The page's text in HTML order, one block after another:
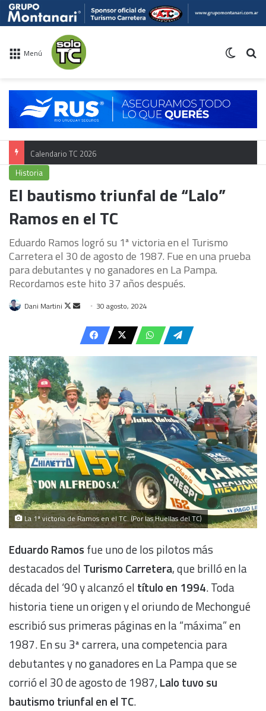
Menú
Calendario TC 2026
Historia
El bautismo triunfal de “Lalo”
Ramos en el TC
Eduardo Ramos logró su 1ª victoria en el Turismo
Carretera el 30 de agosto de 1987. Fue en una prueba
para debutantes y no ganadores en La Pampa.
Recordamos este hito 37 años después.
Dani Martini
Follow
Send
email
30 agosto, 2024
La 1ª victoria de Ramos en el TC. (Por las Huellas del TC)
Eduardo Ramos fue uno de los pilotos más
destacados del Turismo Carretera, que brilló en la
década del ‘90 y alcanzó el título en 1994. Toda
historia tiene un origen y el oriundo de Mechongué
escribió sus primeras páginas en la “máxima” en
1987. En su 3ª carrera, una competencia para
debutantes y no ganadores en La Pampa que se
corrió el 30 de agosto de 1987, Lalo tuvo su
bautismo triunfal en el TC.